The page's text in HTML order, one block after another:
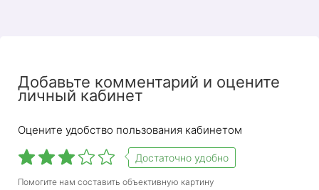
Добавьте комментарий и оцените
личный кабинет
Оцените удобство пользования кабинетом
Достаточно удобно
Помогите нам составить объективную картину